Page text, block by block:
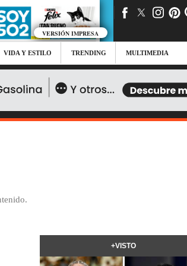
VERSIÓN IMPRESA
VIDA Y ESTILO TRENDING MULTIMEDIA
+VISTO